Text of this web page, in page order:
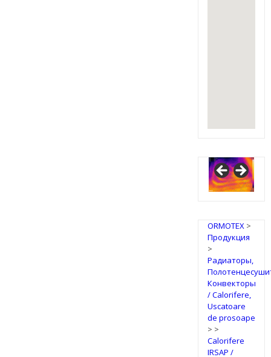
ORMOTEX>
Продукция
>
Радиаторы,
Конвекторы
/ Calorifere,
Uscatoare
de prosoape
> >
Calorifere
IRSAP /